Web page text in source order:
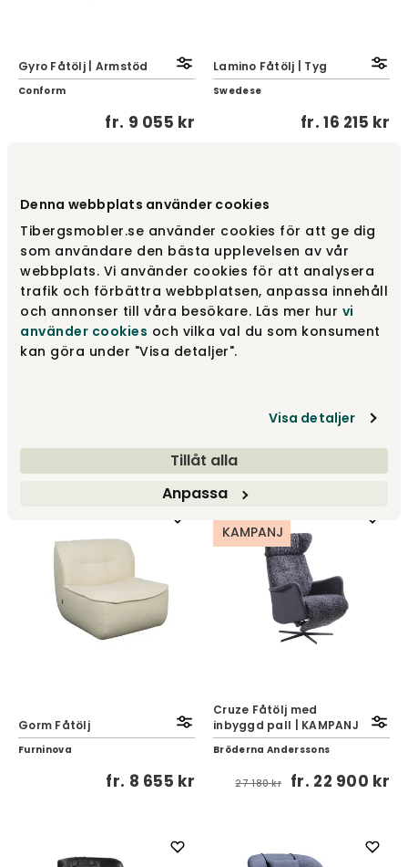
Denna webbplats använder cookies
Tibergsmobler.se använder cookies för att ge dig
som användare den bästa upplevelsen av vår
webbplats. Vi använder cookies för att analysera
trafik och förbättra webbplatsen, anpassa innehåll
och annonser till våra besökare. Läs mer hur vi
använder cookies och vilka val du som konsument
kan göra under "Visa detaljer".
Visa detaljer
Tillåt alla
Anpassa
Gyro Fåtölj | Armstöd
Conform
fr. 9 055 kr
Lamino Fåtölj | Tyg
Swedese
fr.16 215 kr
5 995 kr fr.10 390 kr
Gorm Fåtölj
Furninova
fr. 8 655 kr
KAMPANJ
Cruze Fåtölj med
inbyggd pall | KAMPANJ
Bröderna Anderssons
27 180 kr fr. 22 900 kr